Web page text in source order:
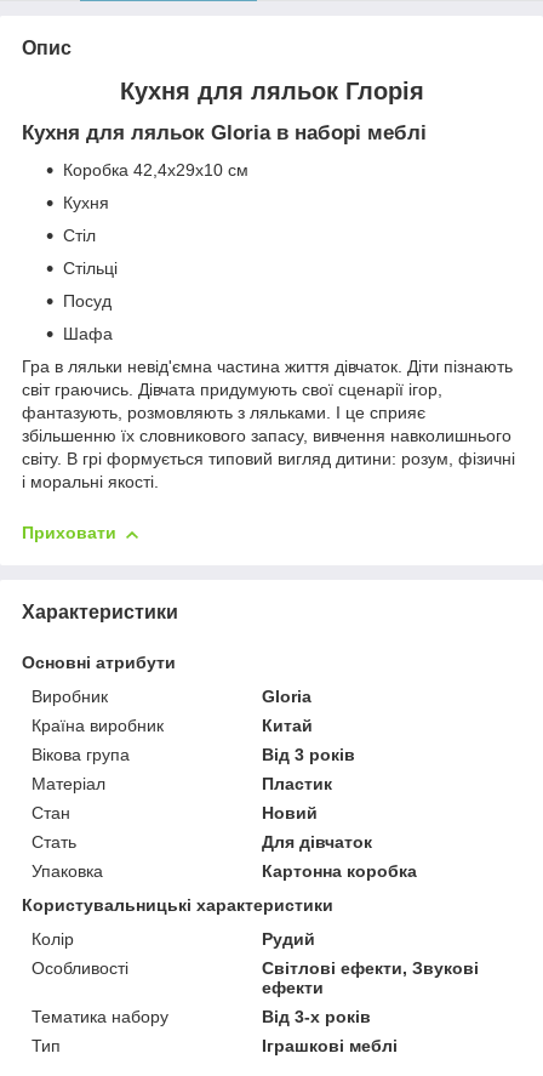
Опис
Кухня для ляльок Глорія
Кухня для ляльок Gloria в наборі меблі
Коробка 42,4х29х10 см
Кухня
Стіл
Стільці
Посуд
Шафа
Гра в ляльки невід'ємна частина життя дівчаток. Діти пізнають
світ граючись. Дівчата придумують свої сценарії ігор,
фантазують, розмовляють з ляльками. І це сприяє
збільшенню їх словникового запасу, вивчення навколишнього
світу. В грі формується типовий вигляд дитини: розум, фізичні
і моральні якості.
Приховати
Характеристики
Основні атрибути
Виробник
Gloria
Країна виробник
Китай
Вікова група
Від 3 років
Матеріал
Пластик
Стан
Новий
Стать
Для дівчаток
Упаковка
Картонна коробка
Користувальницькі характеристики
Колір
Рудий
Особливості
Світлові ефекти, Звукові
ефекти
Тематика набору
Від 3-х років
Тип
Іграшкові меблі